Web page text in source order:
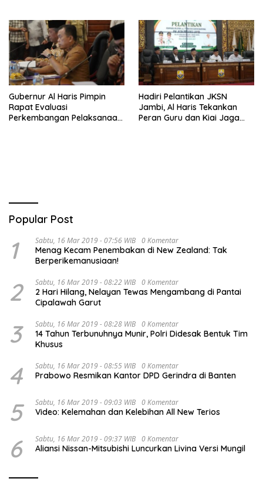
Gubernur Al Haris Pimpin
Rapat Evaluasi
Perkembangan Pelaksanaan
Hadiri Pelantikan JKSN
Jambi, Al Haris Tekankan
Peran Guru dan Kiai Jaga
Popular Post
1 Sabtu, 16 Mar 2019 - 07:56 WIB 0 Komentar
Menag Kecam Penembakan di New Zealand: Tak
Berperikemanusiaan!
2 Sabtu, 16 Mar 2019 - 08:22 WIB 0 Komentar
2 Hari Hilang, Nelayan Tewas Mengambang di Pantai
Cipalawah Garut
3 Sabtu, 16 Mar 2019 - 08:28 WIB 0 Komentar
14 Tahun Terbunuhnya Munir, Polri Didesak Bentuk Tim
Khusus
4 Sabtu, 16 Mar 2019 - 08:55 WIB 0 Komentar
Prabowo Resmikan Kantor DPD Gerindra di Banten
5 Sabtu, 16 Mar 2019 - 09:03 WIB 0 Komentar
Video: Kelemahan dan Kelebihan All New Terios
6 Sabtu, 16 Mar 2019 - 09:37 WIB 0 Komentar
Aliansi Nissan-Mitsubishi Luncurkan Livina Versi Mungil